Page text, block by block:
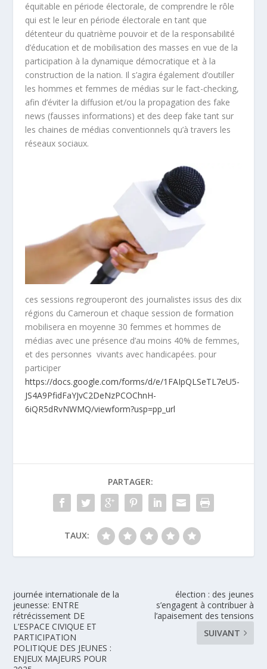
équitable en période électorale, de comprendre le rôle
qui est le leur en période électorale en tant que
détenteur du quatrième pouvoir et de la responsabilité
d’éducation et de mobilisation des masses en vue de la
participation à la dynamique démocratique et à la
construction de la nation. Il s’agira également d’outiller
les hommes et femmes de médias sur le fact-checking,
afin d’éviter la diffusion et/ou la propagation des fake
news (fausses informations) et des deep fake tant sur
les chaines de médias conventionnels qu’à travers les
réseaux sociaux.
ces sessions regrouperont des journalistes issus des dix
régions du Cameroun et chaque session de formation
mobilisera en moyenne 30 femmes et hommes de
médias avec une présence d’au moins 40% de femmes,
et des personnes vivants avec handicapées. pour
participer
https://docs.google.com/forms/d/e/1FAIpQLSeTL7eU5-
JS4A9PfidFaYJvC2DeNzPCOChnH-
6iQR5dRvNWMQ/viewform?usp=pp_url
PARTAGER:
TAUX:
journée internationale de la
jeunesse: ENTRE
rétrécissement DE
L’ESPACE CIVIQUE ET
PARTICIPATION
POLITIQUE DES JEUNES :
ENJEUX MAJEURS POUR
élection : des jeunes
s’engagent à contribuer à
l’apaisement des tensions
SUIVANT